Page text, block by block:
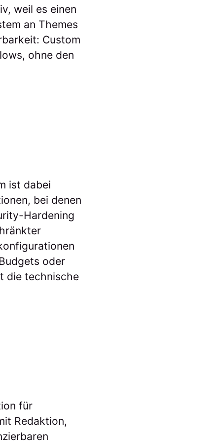
weil es einen
an Themes
Custom
ohne den
ist dabei
bei denen
Hardening
oder
die technische
für
Redaktion,